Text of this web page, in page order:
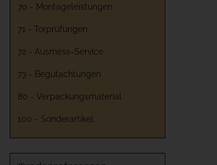
70 - Montageleistungen
71 - Torprüfungen
72 - Ausmess-Service
73 - Begutachtungen
80 - Verpackungsmaterial
100 - Sonderartikel